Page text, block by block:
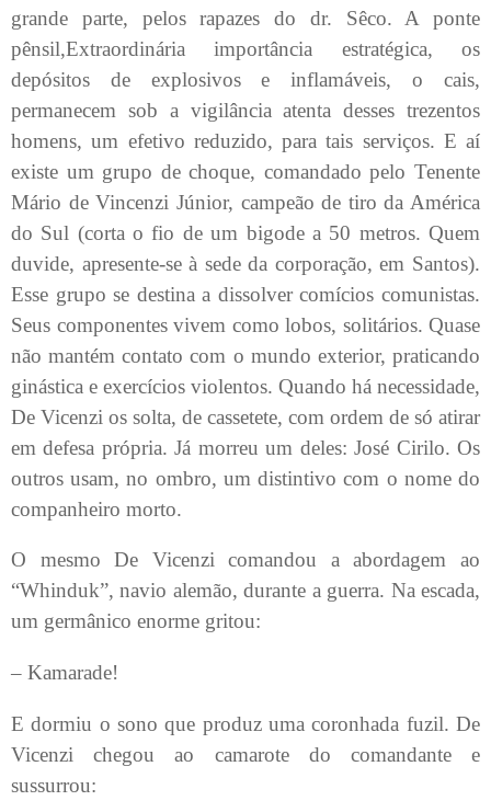
grande parte, pelos rapazes do dr. Sêco. A ponte
pênsil,Extraordinária importância estratégica, os
depósitos de explosivos e inflamáveis, o cais,
permanecem sob a vigilância atenta desses trezentos
homens, um efetivo reduzido, para tais serviços. E aí
existe um grupo de choque, comandado pelo Tenente
Mário de Vincenzi Júnior, campeão de tiro da América
do Sul (corta o fio de um bigode a 50 metros. Quem
duvide, apresente-se à sede da corporação, em Santos).
Esse grupo se destina a dissolver comícios comunistas.
Seus componentes vivem como lobos, solitários. Quase
não mantém contato com o mundo exterior, praticando
ginástica e exercícios violentos. Quando há necessidade,
De Vicenzi os solta, de cassetete, com ordem de só atirar
em defesa própria. Já morreu um deles: José Cirilo. Os
outros usam, no ombro, um distintivo com o nome do
companheiro morto.
O mesmo De Vicenzi comandou a abordagem ao
“Whinduk”, navio alemão, durante a guerra. Na escada,
um germânico enorme gritou:
– Kamarade!
E dormiu o sono que produz uma coronhada fuzil. De
Vicenzi chegou ao camarote do comandante e
sussurrou: